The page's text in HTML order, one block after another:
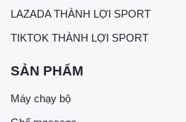
LAZADA THÀNH LỢI SPORT
TIKTOK THÀNH LỢI SPORT
SẢN PHẨM
Máy chạy bộ